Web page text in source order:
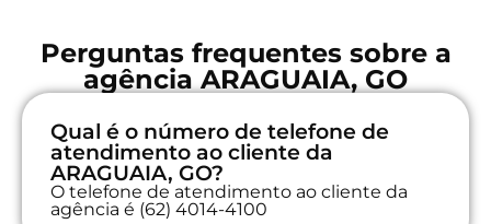
Perguntas frequentes sobre a
agência ARAGUAIA, GO
Qual é o número de telefone de
atendimento ao cliente da
ARAGUAIA, GO?
O telefone de atendimento ao cliente da
agência é (62) 4014-4100